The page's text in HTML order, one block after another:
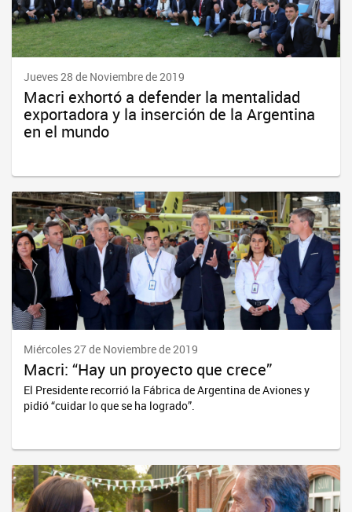
Jueves 28 de Noviembre de 2019
Macri exhortó a defender la mentalidad
exportadora y la inserción de la Argentina
en el mundo
Miércoles 27 de Noviembre de 2019
Macri: “Hay un proyecto que crece”
El Presidente recorrió la Fábrica de Argentina de Aviones y
pidió “cuidar lo que se ha logrado”.